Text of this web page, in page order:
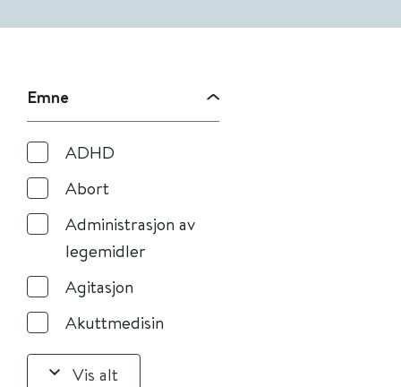
Emne
ADHD
Abort
Administrasjon av
legemidler
Agitasjon
Akuttmedisin
Vis alt